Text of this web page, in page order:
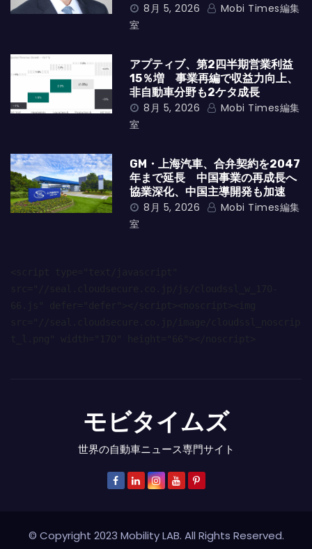
8月 5, 2026
Mobi Times編集
室
アプティブ、第2四半期営業利益
15％増 事業再編で収益力向上、
非自動車分野も2ケタ成長
8月 5, 2026
Mobi Times編集
室
GM・上海汽車、合弁契約を2047
年まで延長 中国事業の再成長へ
協業深化、中国主導開発も加速
8月 5, 2026
Mobi Times編集
室
モビタイムズ
世界の自動車ニュース専門サイト
© Copyright 2023 Mobility LAB. All Rights Reserved.